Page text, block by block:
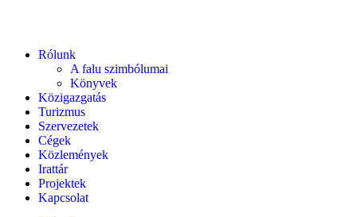
Rólunk
A falu szimbólumai
Könyvek
Közigazgatás
Turizmus
Szervezetek
Cégek
Közlemények
Irattár
Projektek
Kapcsolat